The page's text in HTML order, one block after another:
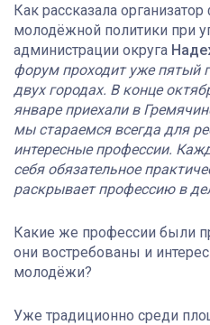
Как рассказала
молодёжной политики при
администрации округа
форум проходит уже пятый
двух городах. В конце
январе приехали в
мы стараемся всегда для
интересные профессии.
себя обязательное
раскрывает профессию в
Какие же профессии были
они востребованы и
молодёжи?
Уже традиционно среди